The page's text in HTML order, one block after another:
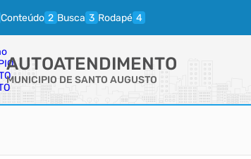
Conteúdo Busca Rodapé
AUTOATENDIMENTO
MUNICIPIO DE SANTO AUGUSTO